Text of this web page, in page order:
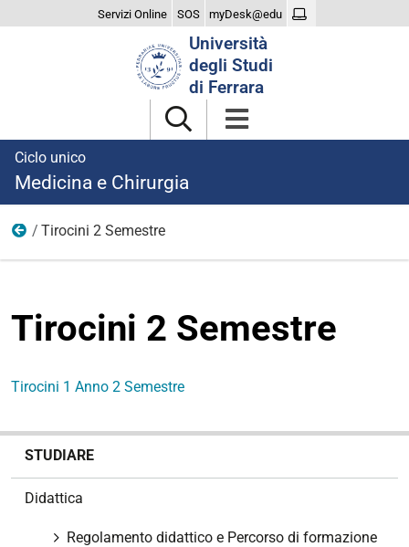
Servizi Online SOS myDesk@edu
Università
degli Studi
di Ferrara
Ciclo unico
Medicina e Chirurgia
Orario Lezioni A.A. 2025/26
Tirocini 2 Semestre
Tirocini 2 Semestre
Tirocini 1 Anno 2 Semestre
STUDIARE
Didattica
Regolamento didattico e Percorso di formazione